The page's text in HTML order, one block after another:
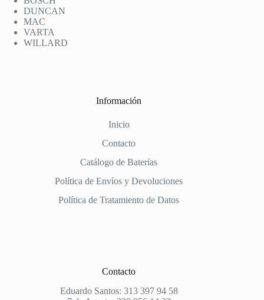
DUNCAN
MAC
VARTA
WILLARD
Información
Inicio
Contacto
Catálogo de Baterías
Política de Envíos y Devoluciones
Política de Tratamiento de Datos
Contacto
Eduardo Santos: 313 397 94 58